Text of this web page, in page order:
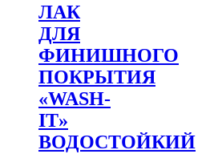
ЛАК
ДЛЯ
ФИНИШНОГО
ПОКРЫТИЯ
«WASH-
IT»
ВОДОСТОЙКИЙ